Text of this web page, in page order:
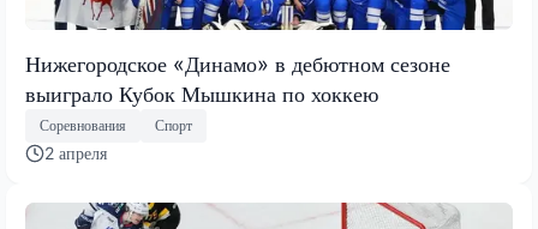
Нижегородское «Динамо» в дебютном сезоне
выиграло Кубок Мышкина по хоккею
Соревнования Спорт
2 апреля